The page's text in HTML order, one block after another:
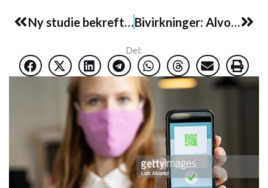
Ny studie bekrefter at mRNA fra covid-injeksjon integreres i humant DNA Bivirkninger: Alvorlige blødninger & mRNA vaksiner: 116 studier
Del: